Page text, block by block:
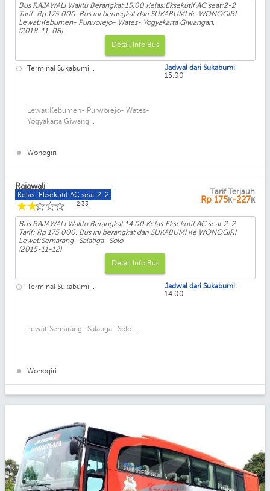
Bus RAJAWALI Waktu Berangkat 15.00 Kelas:Eksekutif AC seat:2-2
Tarif: Rp 175.000. Bus ini berangkat dari SUKABUMI Ke WONOGIRI
Lewat:Kebumen- Purworejo- Wates- Yogyakarta Giwangan.
(2018-11-08)
Detail Info Bus
Terminal Sukabumi...
Lewat:Kebumen- Purworejo- Wates-
Yogyakarta Giwang...
Wonogiri
Jadwal dari Sukabumi:
15.00
Rajawali
Kelas: Eksekutif AC seat:2-2
☆
☆
☆
☆
☆ 2.33
Tarif Terjauh
Rp 175K-227K
Bus RAJAWALI Waktu Berangkat 14.00 Kelas:Eksekutif AC seat:2-2
Tarif: Rp 175.000. Bus ini berangkat dari SUKABUMI Ke WONOGIRI
Lewat:Semarang- Salatiga- Solo.
(2015-11-12)
Detail Info Bus
Terminal Sukabumi...
Lewat:Semarang- Salatiga- Solo...
Wonogiri
Jadwal dari Sukabumi:
14.00